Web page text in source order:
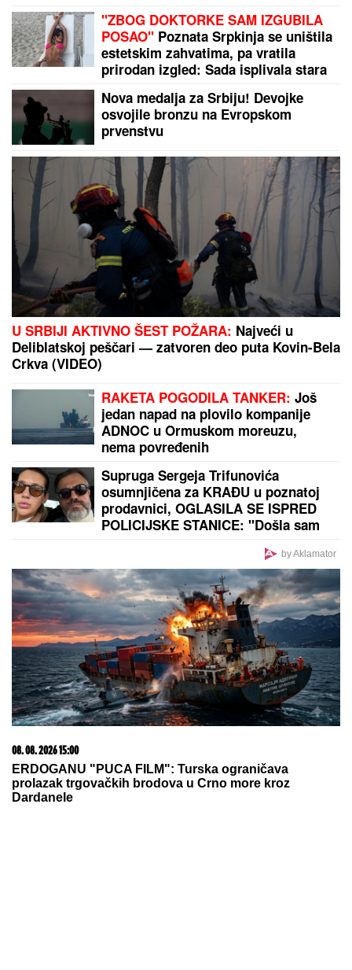
SANJA GRUJIĆ JE DRUGA OSOBA!
Pokazala šta radi posle raskida sa
Markom: Odavde NE IZLAZI,
promene na njoj bodu oči (FOTO)
"TO MU JE MOJ POKLON ZA
SVADBU" Jovana Jeremić brutalno o
Draganovoj veridbi, DETALJIMA
VENČANJA SA TIGROM, žestoko
preti:"Nisam ušla u pekaru da
pravim kiflice" (VIDEO)
"SRAMOTA ME JE"
Asmin Durdžić javno udario na
rođenu majku zbog Maje Marinković: "Ona je
domaćica, ne snalazi se u ovom svetu i ne zna da
prestane"
"ZBOG DOKTORKE SAM IZGUBILA
POSAO"Poznata Srpkinja se uništila
estetskim zahvatima, pa vratila
prirodan izgled: Sada isplivala stara
fotka
Nova medalja za Srbiju! Devojke
osvojile bronzu na Evropskom
prvenstvu